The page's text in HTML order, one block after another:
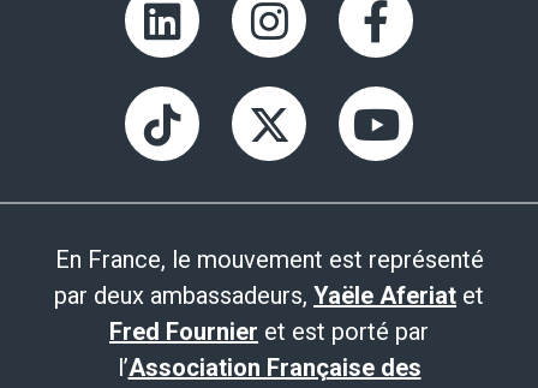
En France, le mouvement est représenté
par deux ambassadeurs, Yaële Aferiat et
Fred Fournier et est porté par
l’Association Française des